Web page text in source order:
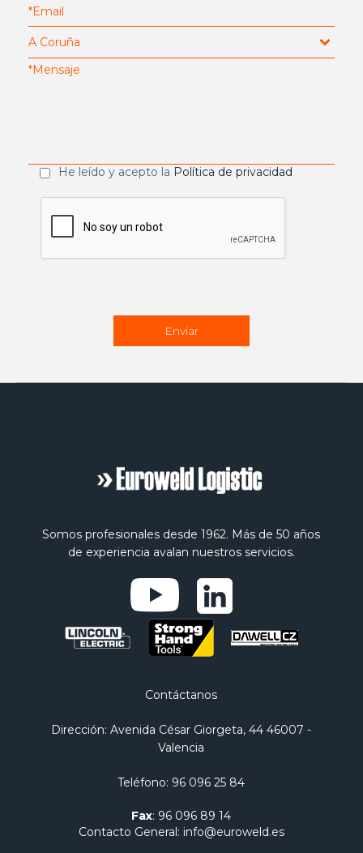
He leído y acepto la Política de privacidad
Somos profesionales desde 1962. Más de 50 años
de experiencia avalan nuestros servicios.
Contáctanos
Dirección: Avenida César Giorgeta, 44 46007 -
Valencia
Teléfono: 96 096 25 84
Fax: 96 096 89 14
Contacto General: info@euroweld.es